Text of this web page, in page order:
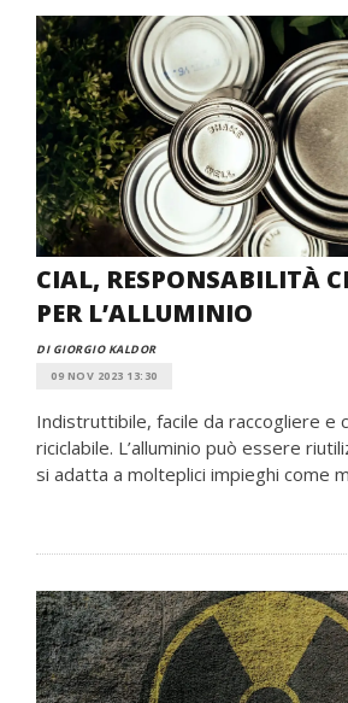
CIAL, RESPONSABILITÀ
PER L’ALLUMINIO
DI GIORGIO KALDOR
09 NOV 2023 13:30
Indistruttibile, facile da raccogliere e
riciclabile. L’alluminio può essere
si adatta a molteplici impieghi come